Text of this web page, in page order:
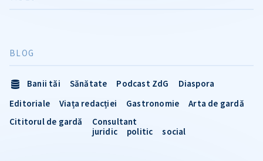
BLOG
Banii tăi Sănătate Podcast ZdG
Diaspora
Editoriale
Viața redacției Gastronomie
Arta de gardă
Cititorul de gardă
Consultant
juridic
politic social